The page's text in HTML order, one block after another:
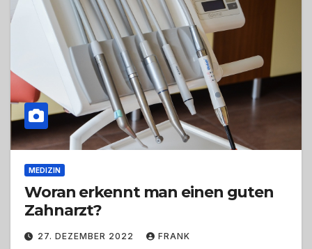
MEDIZIN
Woran erkennt man einen guten
Zahnarzt?
27. DEZEMBER 2022 FRANK